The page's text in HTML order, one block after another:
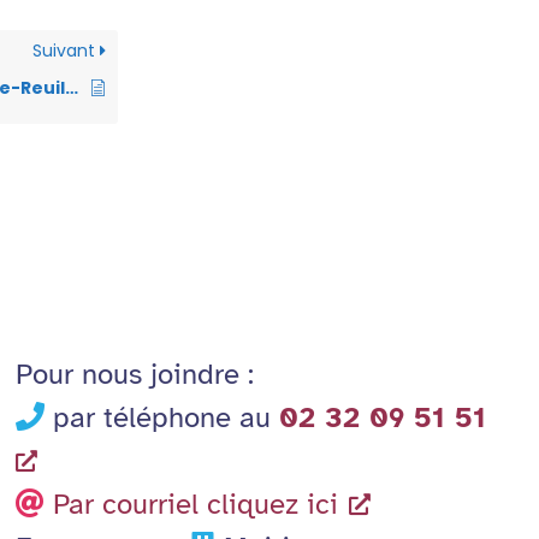
ta
g
er
Suivant
Commune de Val-de-Reuil – Arrêté n°VO-2025-051 – Arrêté portant permis de stationnement – Travaux de maintenance d’antenne mobile – voie des Coutures – Le 18.04.25 – LOCNACELLE IDF
Pour nous joindre :
par téléphone au 02 32 09 51 51
Par courriel cliquez ici